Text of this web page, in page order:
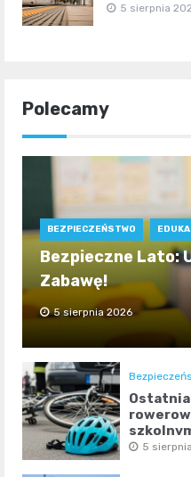
5 sierpnia
Polecamy
BEZPIECZEŃSTWO
Bezpieczne Lato:
Zabawę!
5 sierpnia 2026
5